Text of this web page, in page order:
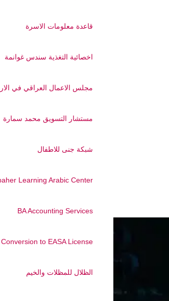
قاعدة معلومات الاسرة
اخصائية التغذية سندس غوانمة
مجلس الاعمال العراقي في
مستشار التسويق محمد سمارة
شبكة جنى للاطفال
Learning Arabic Center
BA Accounting Services
Conversion to EASA License
الظلال للمظلات والخيم